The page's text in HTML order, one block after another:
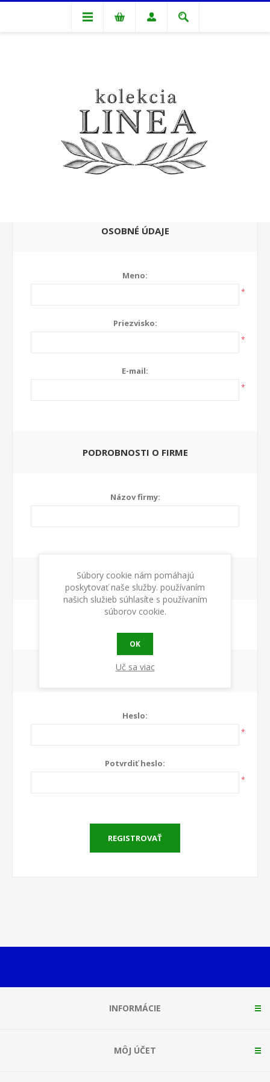
REGISTROVAŤ
OSOBNÉ ÚDAJE
Meno:
*
Priezvisko:
*
E-mail:
*
PODROBNOSTI O FIRME
Názov firmy:
VOĽBY
VAŠE HESLO
Heslo:
*
Potvrdiť heslo:
*
REGISTROVAŤ
INFORMÁCIE
MÔJ ÚČET
Súbory cookie nám pomáhajú
poskytovať naše služby. používaním
našich služieb súhlasíte s používaním
súborov cookie.
OK
Uč sa viac